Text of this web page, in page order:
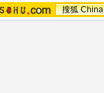
搜狐